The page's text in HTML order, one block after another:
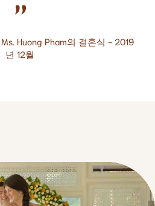
Huong Pham의 결혼식 - 2019
년 12월